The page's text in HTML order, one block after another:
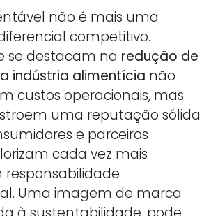
não é mais uma
competitivo.
se destacam na redução de
indústria alimentícia não
custos operacionais, mas
uma reputação sólida
e parceiros
cada vez mais
responsabilidade
Uma imagem de marca